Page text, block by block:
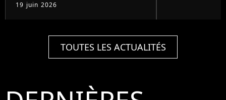
19 juin 2026
TOUTES LES ACTUALITÉS